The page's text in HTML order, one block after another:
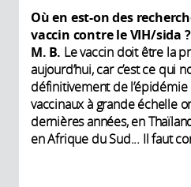
Où en est-on des
vaccin contre le VIH/sida ?
M. B. Le vaccin doit être la
aujourd’hui, car c’est ce qui
définitivement de l’épidémie
vaccinaux à grande échelle
dernières années, en
en Afrique du Sud... Il faut